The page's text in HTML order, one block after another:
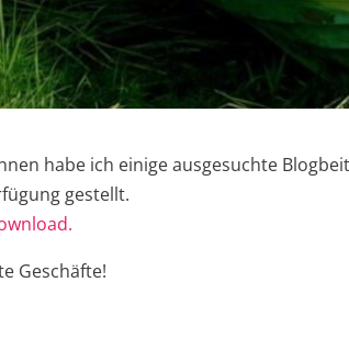
habe ich einige ausgesuchte
gestellt.
Geschäfte!